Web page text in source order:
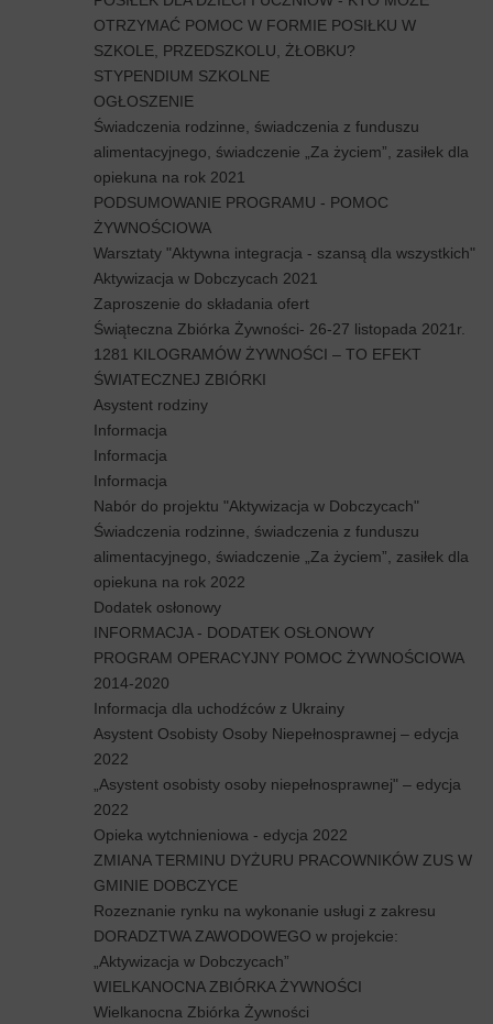
OTRZYMAĆ POMOC W FORMIE POSIŁKU W
SZKOLE, PRZEDSZKOLU, ŻŁOBKU?
STYPENDIUM SZKOLNE
OGŁOSZENIE
Świadczenia rodzinne, świadczenia z funduszu
alimentacyjnego, świadczenie „Za życiem”, zasiłek dla
opiekuna na rok 2021
PODSUMOWANIE PROGRAMU - POMOC
ŻYWNOŚCIOWA
Warsztaty "Aktywna integracja - szansą dla wszystkich"
Aktywizacja w Dobczycach 2021
Zaproszenie do składania ofert
Świąteczna Zbiórka Żywności- 26-27 listopada 2021r.
1281 KILOGRAMÓW ŻYWNOŚCI – TO EFEKT
ŚWIATECZNEJ ZBIÓRKI
Asystent rodziny
Informacja
Informacja
Informacja
Nabór do projektu "Aktywizacja w Dobczycach"
Świadczenia rodzinne, świadczenia z funduszu
alimentacyjnego, świadczenie „Za życiem”, zasiłek dla
opiekuna na rok 2022
Dodatek osłonowy
INFORMACJA - DODATEK OSŁONOWY
PROGRAM OPERACYJNY POMOC ŻYWNOŚCIOWA
2014-2020
Informacja dla uchodźców z Ukrainy
Asystent Osobisty Osoby Niepełnosprawnej – edycja
2022
„Asystent osobisty osoby niepełnosprawnej" – edycja
2022
Opieka wytchnieniowa - edycja 2022
ZMIANA TERMINU DYŻURU PRACOWNIKÓW ZUS W
GMINIE DOBCZYCE
Rozeznanie rynku na wykonanie usługi z zakresu
DORADZTWA ZAWODOWEGO w projekcie:
„Aktywizacja w Dobczycach”
WIELKANOCNA ZBIÓRKA ŻYWNOŚCI
Wielkanocna Zbiórka Żywności